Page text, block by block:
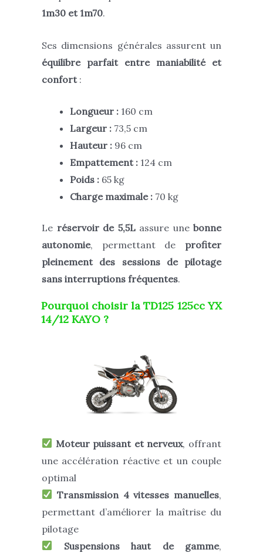
1m30 et 1m70.
Ses dimensions générales assurent un
équilibre parfait entre maniabilité et
confort:
Longueur : 160 cm
Largeur : 73,5 cm
Hauteur : 96 cm
Empattement : 124 cm
Poids : 65 kg
Charge maximale : 70 kg
Le réservoir de 5,5Lassure une bonne
autonomie, permettant de profiter
pleinement des sessions de pilotage
sans interruptions fréquentes.
Pourquoi choisir laTD125 125cc YX
14/12 KAYO ?
Moteur puissant et nerveux, offrant
une accélération réactive et un couple
optimal
Transmission 4 vitesses manuelles,
permettant d’améliorer la maîtrise du
pilotage
Suspensions haut de gamme,